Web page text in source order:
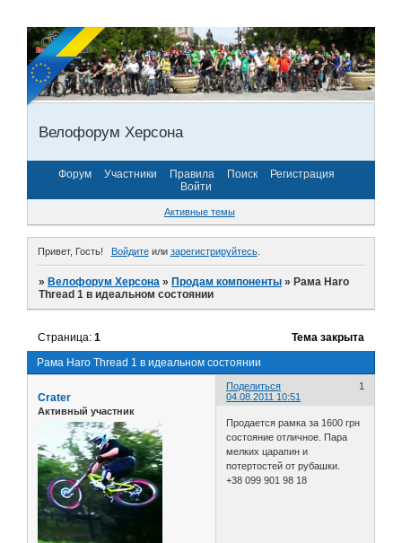
Велофорум Херсона
Форум Участники Правила Поиск
Регистрация
Войти
Активные темы
Привет, Гость! Войдитеили зарегистрируйтесь.
»Велофорум Херсона »Продам компоненты »Рама Haro
Thread 1 в идеальном состоянии
Рама Haro Thread 1 в идеальном состоянии
Страница:1 Тема закрыта
Поделиться
1
04.08.2011 10:51
Crater
Активный участник
Продается рамка за 1600 грн
состояние отличное. Пара
мелких царапин и
потертостей от рубашки.
+38 099 901 98 18